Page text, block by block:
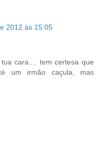
2012 às 15:05
cara.... tem certesa que
um irmão caçula, mas